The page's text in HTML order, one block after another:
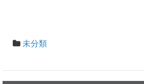
o
k
未分類